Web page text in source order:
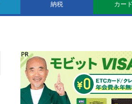
納税 カー